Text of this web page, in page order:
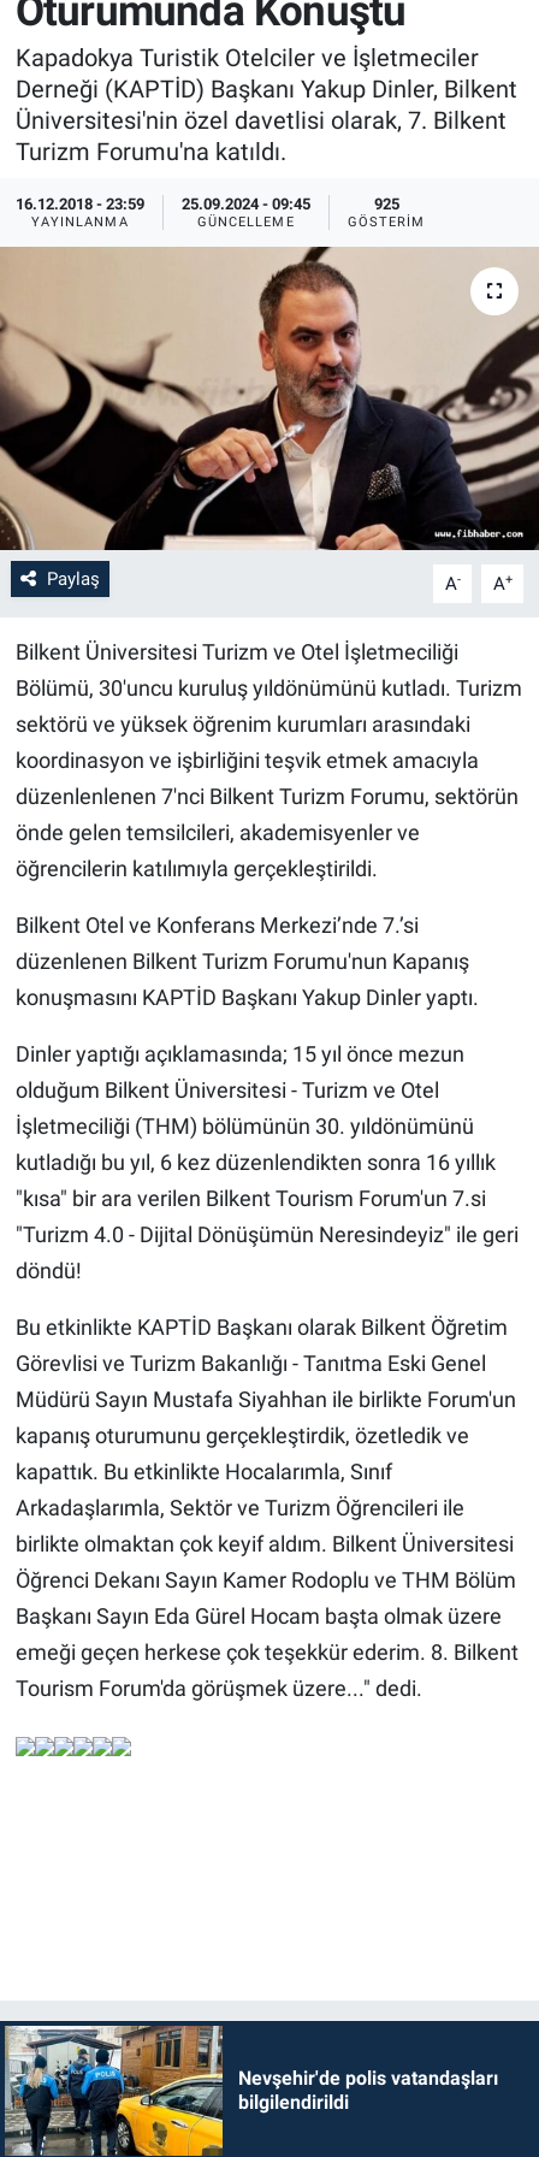
Oturumunda Konuştu
Kapadokya Turistik Otelciler ve İşletmeciler
Derneği (KAPTİD) Başkanı Yakup Dinler, Bilkent
Üniversitesi'nin özel davetlisi olarak, 7. Bilkent
Turizm Forumu'na katıldı.
16.12.2018 - 23:59
YAYINLANMA
25.09.2024 - 09:45
GÜNCELLEME
925
GÖSTERIM
Paylaş A- A+
Bilkent Üniversitesi Turizm ve Otel İşletmeciliği
Bölümü, 30'uncu kuruluş yıldönümünü kutladı. Turizm
sektörü ve yüksek öğrenim kurumları arasındaki
koordinasyon ve işbirliğini teşvik etmek amacıyla
düzenlenlenen 7'nci Bilkent Turizm Forumu, sektörün
önde gelen temsilcileri, akademisyenler ve
öğrencilerin katılımıyla gerçekleştirildi.
Bilkent Otel ve Konferans Merkezi’nde 7.’si
düzenlenen Bilkent Turizm Forumu'nun Kapanış
konuşmasını KAPTİD Başkanı Yakup Dinler yaptı.
Dinler yaptığı açıklamasında; 15 yıl önce mezun
olduğum Bilkent Üniversitesi - Turizm ve Otel
İşletmeciliği (THM) bölümünün 30. yıldönümünü
kutladığı bu yıl, 6 kez düzenlendikten sonra 16 yıllık
"kısa" bir ara verilen Bilkent Tourism Forum'un 7.si
"Turizm 4.0 - Dijital Dönüşümün Neresindeyiz" ile geri
döndü!
Bu etkinlikte KAPTİD Başkanı olarak Bilkent Öğretim
Görevlisi ve Turizm Bakanlığı - Tanıtma Eski Genel
Müdürü Sayın Mustafa Siyahhan ile birlikte Forum'un
kapanış oturumunu gerçekleştirdik, özetledik ve
kapattık. Bu etkinlikte Hocalarımla, Sınıf
Arkadaşlarımla, Sektör ve Turizm Öğrencileri ile
birlikte olmaktan çok keyif aldım. Bilkent Üniversitesi
Öğrenci Dekanı Sayın Kamer Rodoplu ve THM Bölüm
Başkanı Sayın Eda Gürel Hocam başta olmak üzere
emeği geçen herkese çok teşekkür ederim. 8. Bilkent
Tourism Forum'da görüşmek üzere..." dedi.
Nevşehir'de polis vatandaşları
bilgilendirildi
Sağlık
Yerel
Genel
Asayiş
İlan - Duyuru- Mesaj
Türkiye Gündemi
Sizden Gelenler
Yaşam
Eğitim
Kültür
Medya
Bilim-Tek
Teknoloji
Röportaj
Kayseri
Niğde
Kırşehir
Genel
Asayiş
Kültür - Sanat
Politika
Magazin
Çevre
Haberde İnsan
İlan - Duyuru- Mesaj
Türkiye Gündemi
Sizden Gelenler